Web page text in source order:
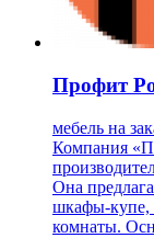
Профит
мебель на
Компания
Она
шкафы-купе,
комнаты.